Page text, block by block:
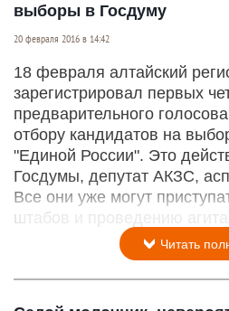
выборы в Госдуму
20 февраля 2016 в 14:42
18 февраля алтайский
зарегистрировал первых
предварительного
отбору кандидатов на
"Единой России". Это
Госдумы, депутат АКЗС,
Все они уже могут
штабов и проведению
Читать